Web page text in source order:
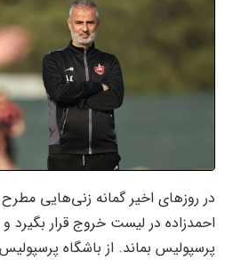
در روزهای اخیر گمانه زنی‌هایی
احمدزاده در لیست خروج قرار بگیرد
پرسپولیس بماند. از باشگاه